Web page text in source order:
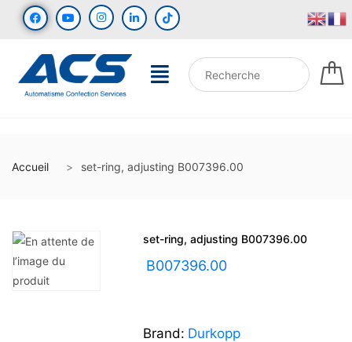
Accueil set-ring, adjusting B007396.00
set-ring, adjusting B007396.00
B007396.00
Brand: Durkopp